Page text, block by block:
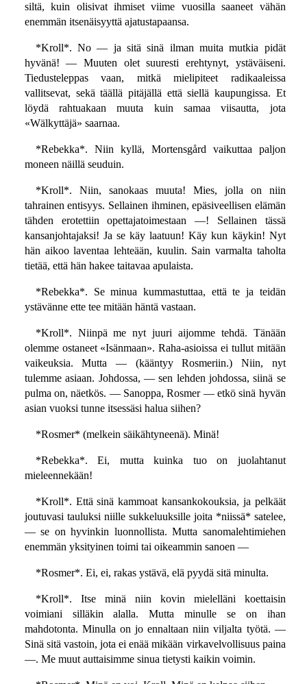
siltä, kuin olisivat ihmiset viime vuosilla saaneet vähän
enemmän itsenäisyyttä ajatustapaansa.
*Kroll*. No — ja sitä sinä ilman muita mutkia pidät
hyvänä! — Muuten olet suuresti erehtynyt, ystäväiseni.
Tiedusteleppas vaan, mitkä mielipiteet radikaaleissa
vallitsevat, sekä täällä pitäjällä että siellä kaupungissa. Et
löydä rahtuakaan muuta kuin samaa viisautta, jota
«Wälkyttäjä» saarnaa.
*Rebekka*. Niin kyllä, Mortensgård vaikuttaa paljon
moneen näillä seuduin.
*Kroll*. Niin, sanokaas muuta! Mies, jolla on niin
tahrainen entisyys. Sellainen ihminen, epäsiveellisen elämän
tähden erotettiin opettajatoimestaan —! Sellainen tässä
kansanjohtajaksi! Ja se käy laatuun! Käy kun käykin! Nyt
hän aikoo laventaa lehteään, kuulin. Sain varmalta taholta
tietää, että hän hakee taitavaa apulaista.
*Rebekka*. Se minua kummastuttaa, että te ja teidän
ystävänne ette tee mitään häntä vastaan.
*Kroll*. Niinpä me nyt juuri aijomme tehdä. Tänään
olemme ostaneet «Isänmaan». Raha-asioissa ei tullut mitään
vaikeuksia. Mutta — (kääntyy Rosmeriin.) Niin, nyt
tulemme asiaan. Johdossa, — sen lehden johdossa, siinä se
pulma on, näetkös. — Sanoppa, Rosmer — etkö sinä hyvän
asian vuoksi tunne itsessäsi halua siihen?
*Rosmer* (melkein säikähtyneenä). Minä!
*Rebekka*. Ei, mutta kuinka tuo on juolahtanut
mieleennekään!
*Kroll*. Että sinä kammoat kansankokouksia, ja pelkäät
joutuvasi tauluksi niille sukkeluuksille joita *niissä* satelee,
— se on hyvinkin luonnollista. Mutta sanomalehtimiehen
enemmän yksityinen toimi tai oikeammin sanoen —
*Rosmer*. Ei, ei, rakas ystävä, elä pyydä sitä minulta.
*Kroll*. Itse minä niin kovin mielelläni koettaisin
voimiani silläkin alalla. Mutta minulle se on ihan
mahdotonta. Minulla on jo ennaltaan niin viljalta työtä. —
Sinä sitä vastoin, jota ei enää mikään virkavelvollisuus paina
—. Me muut auttaisimme sinua tietysti kaikin voimin.